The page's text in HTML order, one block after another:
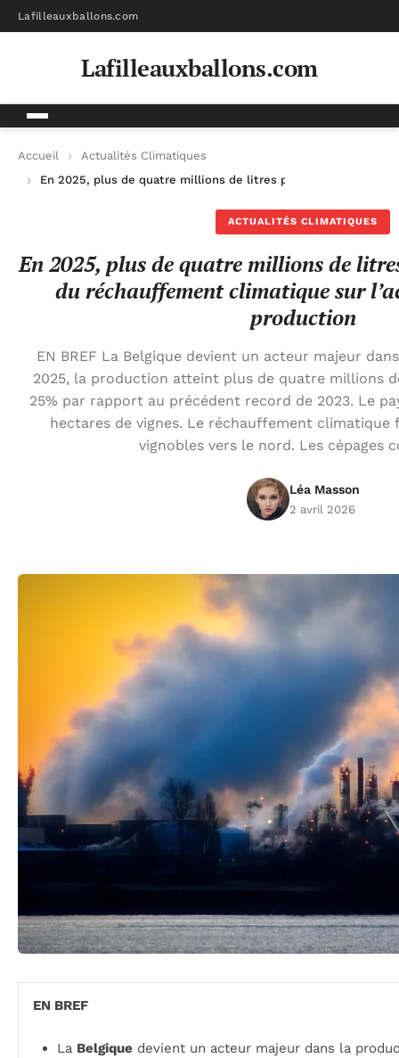
Lafilleauxballons.com
Lafilleauxballons.com
Accueil
Actualités Climatiques
En 2025, plus de quatre millions de litres produits : l’impact
ACTUALITÉS CLIMATIQUES
En 2025, plus de quatre millions de
du réchauffement climatique sur
production
EN BREF La Belgique devient un acteur majeur
2025, la production atteint plus de quatre millions
25% par rapport au précédent record de 2023. Le
hectares de vignes. Le réchauffement climatique
vignobles vers le nord. Les cépages
Léa Masson
2 avril 2026
EN BREF
La Belgique devient un acteur majeur dans la